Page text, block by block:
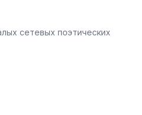
сетевых поэтических